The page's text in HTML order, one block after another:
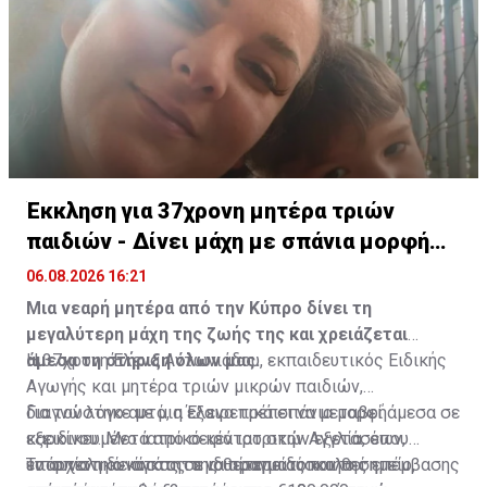
πολιτιστική κληρονομιά της Κύπρου.
Έκκληση για 37χρονη μητέρα τριών
παιδιών - Δίνει μάχη με σπάνια μορφή
καρκίνου
06.08.2026 16:21
Μια νεαρή μητέρα από την Κύπρο δίνει τη
μεγαλύτερη μάχη της ζωής της και χρειάζεται
άμεσα τη στήριξη όλων μας.
Η 37χρονη Έλενα Αντωνιάδου, εκπαιδευτικός Ειδικής
Αγωγής και μητέρα τριών μικρών παιδιών,
διαγνώστηκε με μια εξαιρετικά σπάνια μορφή
καρκίνου. Μετά από σειρά ιατρικών εξετάσεων,
εντοπίστηκε όγκος σε ιδιαίτερα δύσκολο σημείο,
Για τον λόγο αυτό, η Έλενα πρέπει να μεταβεί άμεσα σε
εξειδικευμένο ιατρικό κέντρο στην Αγγλία, όπου
υπάρχει η δυνατότητα να πραγματοποιηθεί η
Το συνολικό κόστος της θεραπείας και της επέμβασης